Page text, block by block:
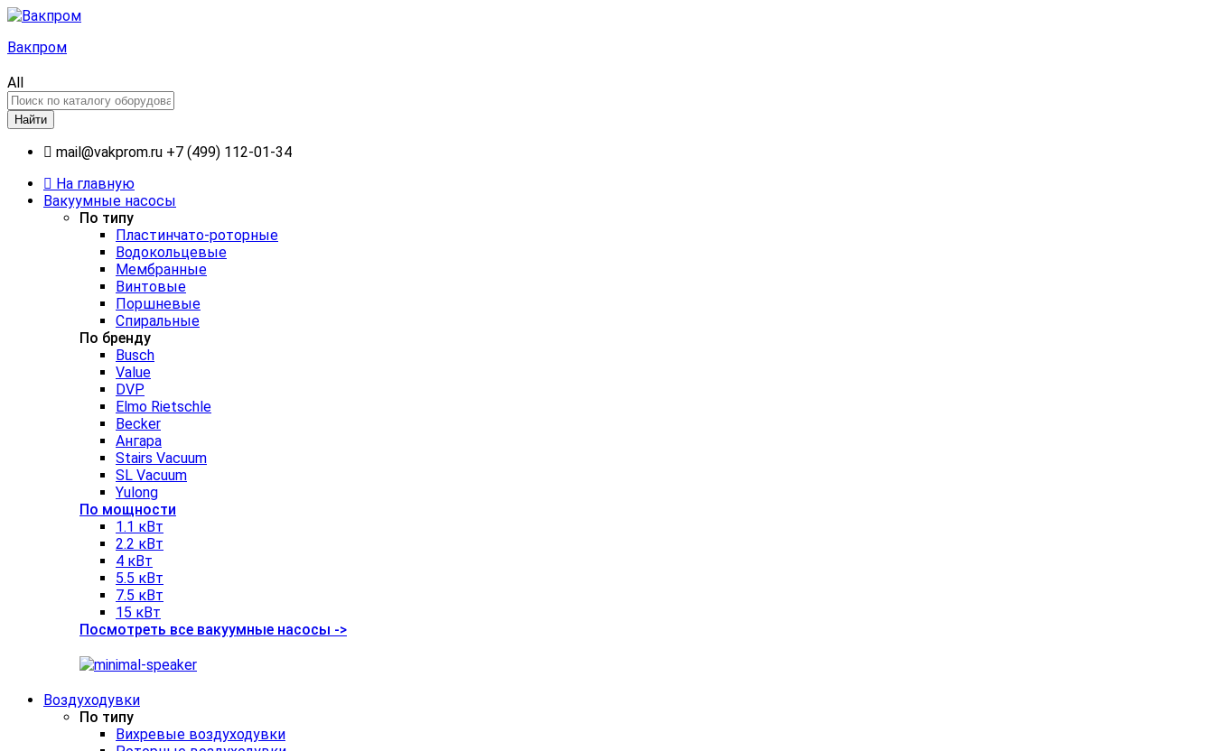
Вакпром
All
Найти
mail@vakprom.ru +7 (499) 112-01-34
На главную
Вакуумные насосы
По типу
Пластинчато-роторные
Водокольцевые
Мембранные
Винтовые
Поршневые
Спиральные
По бренду
Busch
Value
DVP
Elmo Rietschle
Becker
Ангара
Stairs Vacuum
SL Vacuum
Yulong
По мощности
1.1 кВт
2.2 кВт
4 кВт
5.5 кВт
7.5 кВт
15 кВт
Посмотреть все вакуумные насосы ->
Воздуходувки
По типу
Вихревые воздуходувки